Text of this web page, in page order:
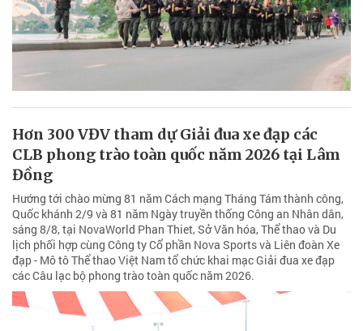
Hơn 300 VĐV tham dự Giải đua xe đạp các
CLB phong trào toàn quốc năm 2026 tại Lâm
Đồng
Hướng tới chào mừng 81 năm Cách mạng Tháng Tám thành công,
Quốc khánh 2/9 và 81 năm Ngày truyền thống Công an Nhân dân,
sáng 8/8, tại NovaWorld Phan Thiet, Sở Văn hóa, Thể thao và Du
lịch phối hợp cùng Công ty Cổ phần Nova Sports và Liên đoàn Xe
đạp - Mô tô Thể thao Việt Nam tổ chức khai mạc Giải đua xe đạp
các Câu lạc bộ phong trào toàn quốc năm 2026.